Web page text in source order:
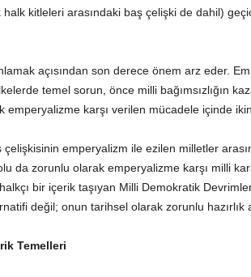
kitleleri arasındaki baş çelişki de dahil)
açısından son derece önem arz eder.
temel sorun, önce milli bağımsızlığın
emperyalizme karşı verilen mücadele içinde
çelişkisinin emperyalizm ile ezilen milletler
da zorunlu olarak emperyalizme karşı milli
bir içerik taşıyan Milli Demokratik
değil; onun tarihsel olarak zorunlu hazırlık
Temelleri